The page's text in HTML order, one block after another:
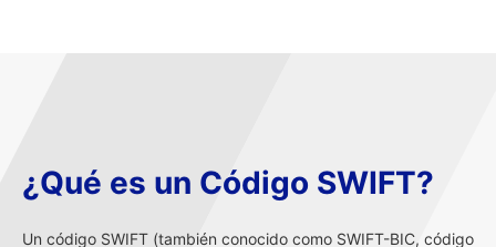
¿Qué es un Código SWIFT?
Un código SWIFT (también conocido como SWIFT-BIC, código